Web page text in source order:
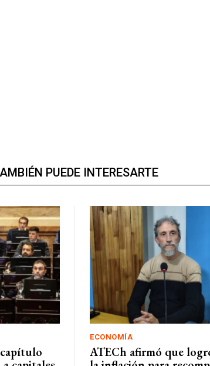
PUEDE INTERESARTE
ECONOMÍA
ATECh afirmó que